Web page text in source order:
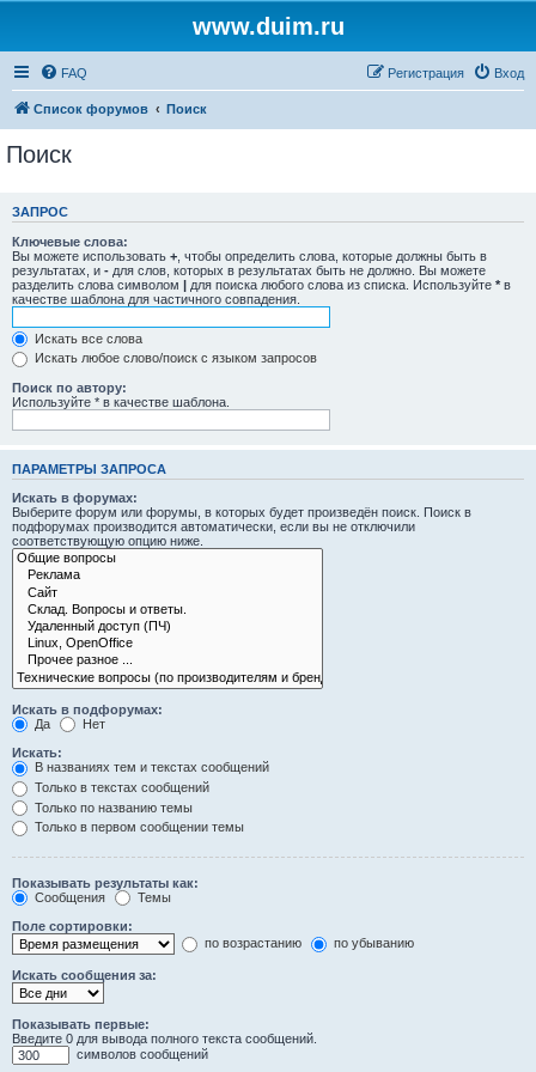
www.duim.ru
FAQ Вход
Регистрация
Список форумов Поиск
Поиск
ЗАПРОС
Ключевые слова:
Вы можете использовать + , чтобы определить слова, которые должны быть в
результатах, и - для слов, которых в результатах быть не должно. Вы можете
разделить слова символом | для поиска любого слова из списка. Используйте * в
качестве шаблона для частичного совпадения.
Искать все слова
Искать любое слово/поиск с языком запросов
Поиск по автору:
Используйте * в качестве шаблона.
ПАРАМЕТРЫ ЗАПРОСА
Искать в форумах:
Выберите форум или форумы, в которых будет произведён поиск. Поиск в
подфорумах производится автоматически, если вы не отключили
соответствующую опцию ниже.
Искать в подфорумах:
Да
Нет
Искать:
В названиях тем и текстах сообщений
Только в текстах сообщений
Только по названию темы
Только в первом сообщении темы
Показывать результаты как:
Сообщения
Темы
Поле сортировки:
по возрастанию
по убыванию
Искать сообщения за:
Показывать первые:
Введите 0 для вывода полного текста сообщений.
символов сообщений